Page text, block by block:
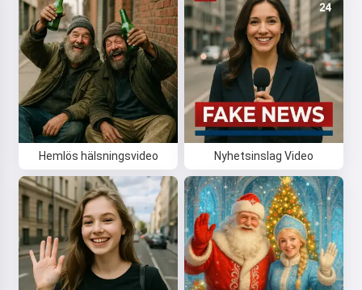
Hemlös hälsningsvideo Nyhetsinslag Video